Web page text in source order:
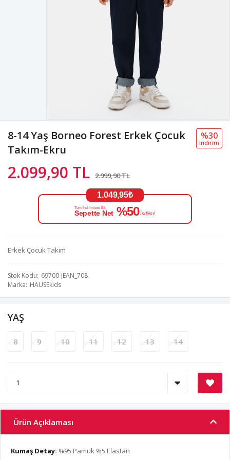
8-14 Yaş Borneo Forest Erkek Çocuk
Takım-Ekru
2.099,90 TL 2.999,90 TL
%30
i̇ndi̇ri̇m
1.049,95₺
Tüm İndirimlere Ek
Sepette Net %50 İndirim!
Erkek Çocuk Takım
Stok Kodu 69700-JEAN_708
Marka HAUSEkids
YAŞ
8 9 10 11 12 13 14
Ürün Açıklaması
Kumaş Detay: %95 Pamuk %5 Elastan